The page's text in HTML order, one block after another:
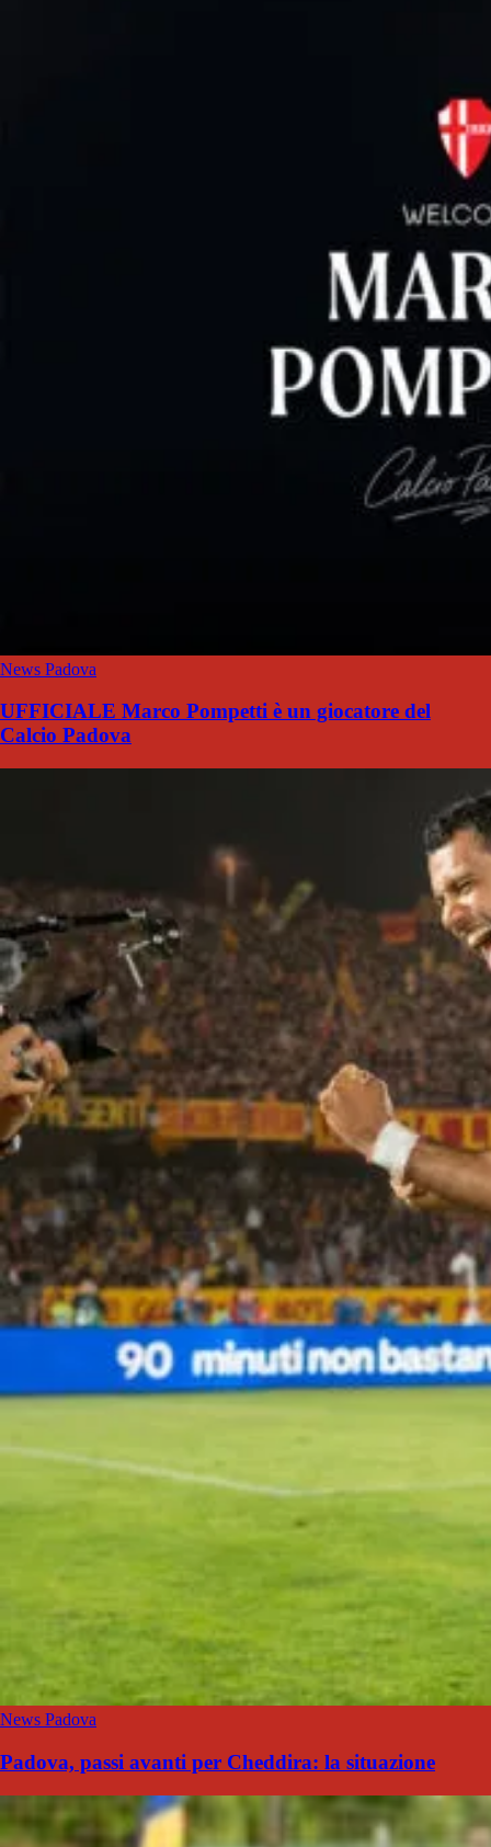
News Padova
UFFICIALE Marco Pompetti è un giocatore del
Calcio Padova
News Padova
Padova, passi avanti per Cheddira: la situazione